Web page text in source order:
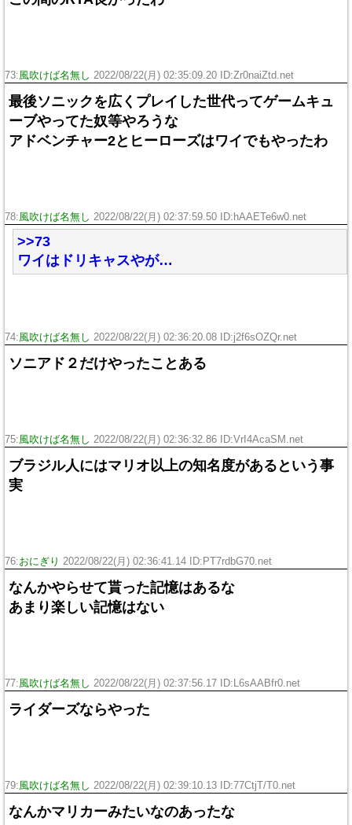
73:風吹けば名無し 2022/08/22(月) 02:35:09.20 ID:Zr0naiZtd.net
最後ソニックを広くプレイした世代ってゲームキュ
ーブやってた奴等やろうな
アドベンチャー2とヒーローズはワイでもやったわ
78:風吹けば名無し 2022/08/22(月) 02:37:59.50 ID:hAAETe6w0.net
>>73
ワイはドリキャスやが…
74:風吹けば名無し 2022/08/22(月) 02:36:20.08 ID:j2f6sOZQr.net
ソニアド２だけやったことある
75:風吹けば名無し 2022/08/22(月) 02:36:32.86 ID:VrI4AcaSM.net
ブラジル人にはマリオ以上の知名度があるという事
実
76:おにぎり 2022/08/22(月) 02:36:41.14 ID:PT7rdbG70.net
なんかやらせて貰った記憶はあるな
あまり楽しい記憶はない
77:風吹けば名無し 2022/08/22(月) 02:37:56.17 ID:L6sAABfr0.net
ライダーズならやった
79:風吹けば名無し 2022/08/22(月) 02:39:10.13 ID:77CtjT/T0.net
なんかマリカーみたいなのあったな